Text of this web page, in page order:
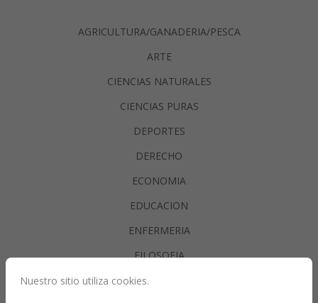
AGRICULTURA/GANADERIA/PESCA
ARTE
CIENCIAS NATURALES
CIENCIAS PURAS
DEPORTES
DERECHO
ECONOMIA
EDUCACION
ENFERMERIA
FILOSOFIA
Nuestro sitio utiliza cookies.